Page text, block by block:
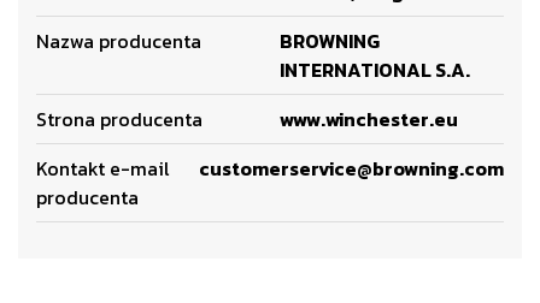
Nazwa producenta
BROWNING
INTERNATIONAL S.A.
Strona producenta
www.winchester.eu
Kontakt e-mail
producenta
customerservice@browning.com